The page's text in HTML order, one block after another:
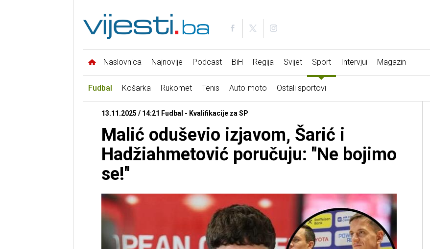
Naslovnica Najnovije Podcast BiH Regija Svijet Sport Intervjui Magazin
Fudbal Košarka Rukomet Tenis Auto-moto Ostali sportovi
13.11.2025 / 14:21 Fudbal - Kvalifikacije za SP
Malić oduševio izjavom, Šarić i
Hadžiahmetović poručuju: "Ne bojimo
se!"